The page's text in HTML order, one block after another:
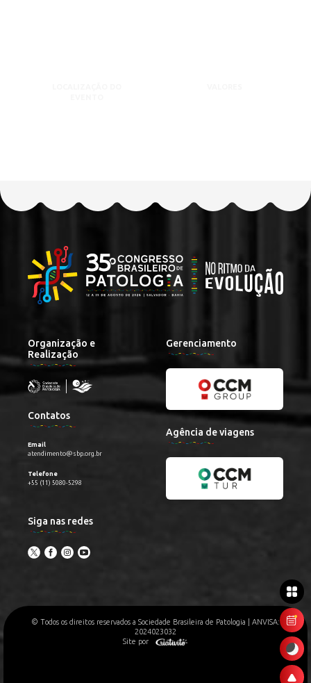
Organização e
Realização
Contatos
Email
atendimento@sbp.org.br
Telefone
+55 (11) 5080-5298
Siga nas redes
Gerenciamento
Agência de viagens
© Todos os direitos reservados a Sociedade Brasileira de Patologia | ANVISA:
2024023032
Site por